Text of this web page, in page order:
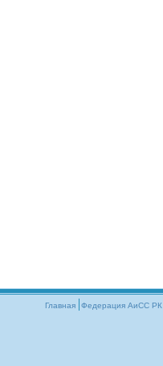
Главная Федерация АиСС РК